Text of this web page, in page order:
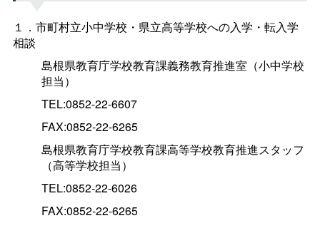
１．市町村立小中学校・県立高等学校への入学・転入学
相談
島根県教育庁学校教育課義務教育推進室（小中学校
担当）
TEL:0852-22-6607
FAX:0852-22-6265
島根県教育庁学校教育課高等学校教育推進スタッフ
（高等学校担当）
TEL:0852-22-6026
FAX:0852-22-6265